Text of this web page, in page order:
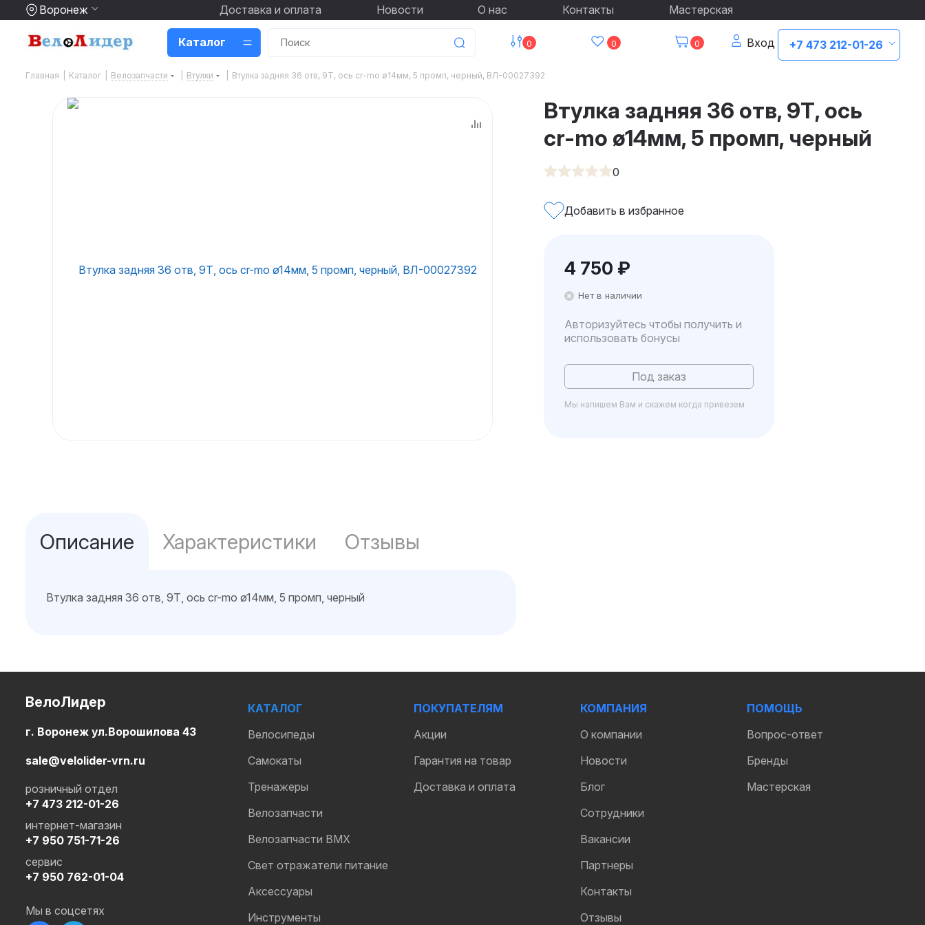
Воронеж Доставка и оплата Новости О нас Контакты Мастерская
Каталог +7 473 212-01-26
Вход
0 0 0
Главная Каталог Велозапчасти Втулки Втулка задняя 36 отв, 9Т, ось cr-mo ø14мм, 5 промп, черный, ВЛ-00027392
Втулка задняя 36 отв, 9Т, ось
cr-mo ø14мм, 5 промп, черный
0
Добавить в избранное
4 750 ₽
Нет в наличии
Авторизуйтесь чтобы получить и
использовать бонусы
Под заказ
Мы напишем Вам и скажем когда привезем
Описание Характеристики Отзывы
Втулка задняя 36 отв, 9Т, ось cr-mo ø14мм, 5 промп, черный
ВелоЛидер
г. Воронеж ул.Ворошилова 43
sale@velolider-vrn.ru
+7 473 212-01-26
розничный отдел
+7 950 751-71-26
интернет-магазин
+7 950 762-01-04
сервис
Мы в соцсетях
КАТАЛОГ
Велосипеды
Самокаты
Тренажеры
Велозапчасти
Велозапчасти BMX
Свет отражатели питание
Аксессуары
Инструменты
ПОКУПАТЕЛЯМ
Акции
Гарантия на товар
Доставка и оплата
КОМПАНИЯ
О компании
Новости
Блог
Сотрудники
Вакансии
Партнеры
Контакты
Отзывы
ПОМОЩЬ
Вопрос-ответ
Бренды
Мастерская